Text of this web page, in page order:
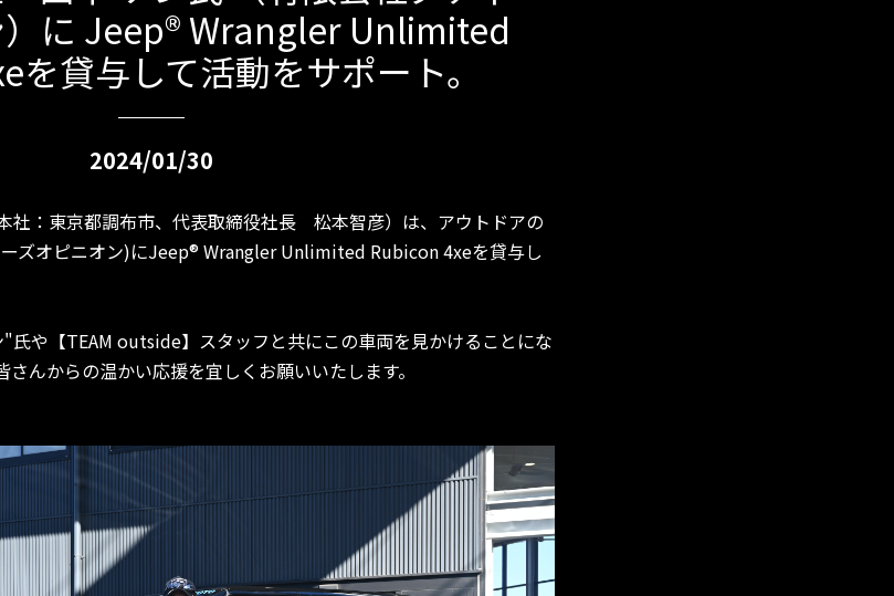
に Jeep® Wrangler Unlimited
を貸与して活動をサポート。
2024/01/30
社：東京都調布市、代表取締役社長 松本智彦）は、アウトドアの
ズオピニオン)にJeep® Wrangler Unlimited Rubicon 4xeを貸与し
や【TEAM outside】スタッフと共にこの車両を見かけることにな
んからの温かい応援を宜しくお願いいたします。